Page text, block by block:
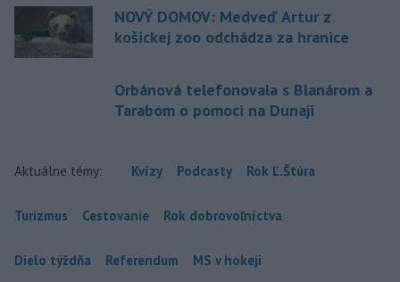
NOVÝ DOMOV: Medveď Artur z
košickej zoo odchádza za hranice
Orbánová telefonovala s Blanárom a
Tarabom o pomoci na Dunaji
Aktuálne témy: Kvízy Podcasty Rok Ľ.Štúra
Turizmus Cestovanie Rok dobrovoľníctva
Dielo týždňa Referendum MS v hokeji